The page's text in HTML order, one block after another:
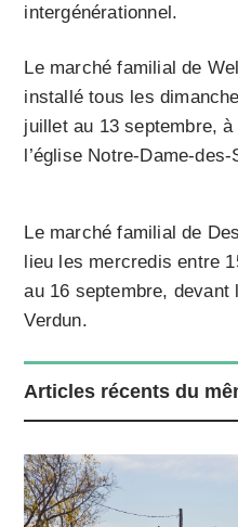
intergénérationnel.
Le marché familial de
installé tous les
juillet au 13 septembre,
l’église Notre-Dame-
Le marché familial de
lieu les mercredis entre
au 16 septembre, devant
Verdun.
Articles récents du